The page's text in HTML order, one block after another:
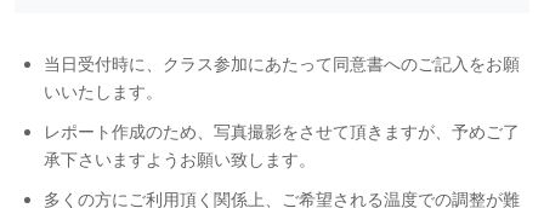
当日受付時に、クラス参加にあたって同意書へのご記入をお願
いいたします。
レポート作成のため、写真撮影をさせて頂きますが、予めご了
承下さいますようお願い致します。
多くの方にご利用頂く関係上、ご希望される温度での調整が難